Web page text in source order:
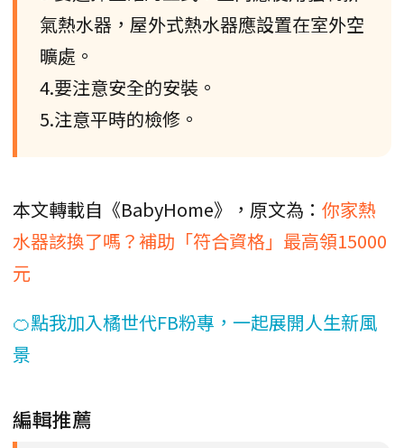
氣熱水器，屋外式熱水器應設置在室外空
曠處。
4.要注意安全的安裝。
5.注意平時的檢修。
本文轉載自《BabyHome》，原文為： 你家熱
水器該換了嗎？補助「符合資格」最高領15000
元
🍊點我加入橘世代FB粉專，一起展開人生新風
景
編輯推薦